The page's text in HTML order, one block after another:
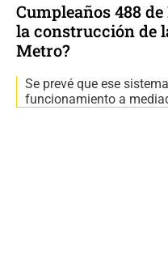
Cumpleaños 488
la construcción de
Metro?
Se prevé que ese
funcionamiento a